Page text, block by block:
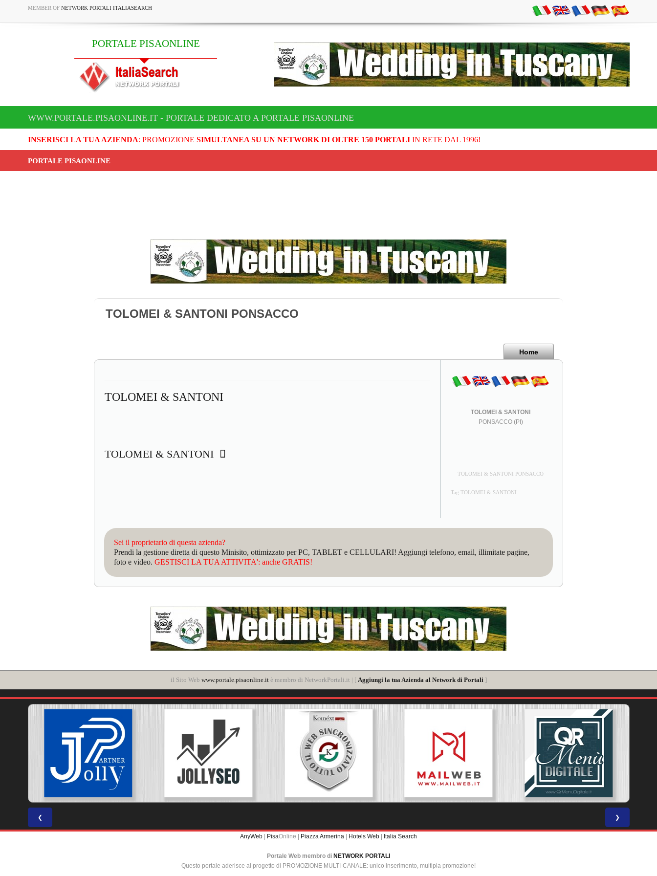
MEMBER OF NETWORK PORTALI ITALIASEARCH
PORTALE PISAONLINE
WWW.PORTALE.PISAONLINE.IT - PORTALE DEDICATO A PORTALE PISAONLINE
INSERISCI LA TUA AZIENDA: PROMOZIONE SIMULTANEA SU UN NETWORK DI OLTRE 150 PORTALIIN RETE DAL 1996!
PORTALE PISAONLINE
TOLOMEI & SANTONI PONSACCO
Home
TOLOMEI & SANTONI
TOLOMEI & SANTONI
TOLOMEI & SANTONI
PONSACCO (PI)
TOLOMEI & SANTONI PONSACCO
Tag TOLOMEI & SANTONI
Sei il proprietario di questa azienda?
Prendi la gestione diretta di questo Minisito, ottimizzato per PC, TABLET e CELLULARI! Aggiungi telefono, email, illimitate pagine,
foto e video. GESTISCI LA TUA ATTIVITA': anche GRATIS!
il Sito Web www.portale.pisaonline.itè membro di NetworkPortali.it | [ Aggiungi la tua Azienda al Network di Portali ]
❮ ❯
AnyWeb | PisaOnline | Piazza Armerina | Hotels Web | Italia Search
Portale Web membro di NETWORK PORTALI
Questo portale aderisce al progetto di PROMOZIONE MULTI-CANALE: unico inserimento, multipla promozione!